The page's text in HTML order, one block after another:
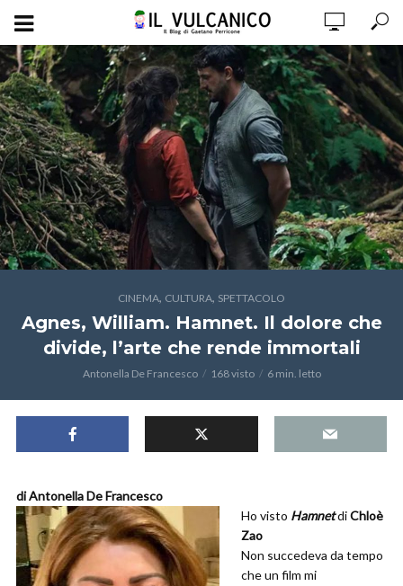
CINEMA, CULTURA, SPETTACOLO
Agnes, William. Hamnet. Il dolore che
divide, l’arte che rende immortali
Antonella De Francesco 168 visto 6 min. letto
di Antonella De Francesco
Ho visto HamnetdiChloè
Zao
Non succedeva da tempo
che un film mi